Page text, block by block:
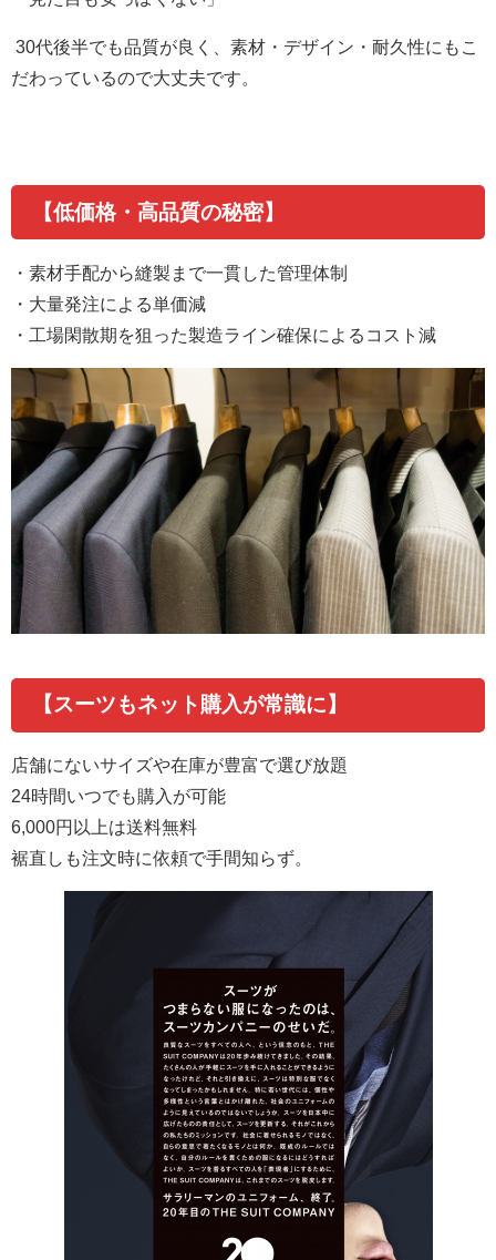
30代後半でも品質が良く、素材・デザイン・耐久性にもこ
だわっているので大丈夫です。
【低価格・高品質の秘密】
・素材手配から縫製まで一貫した管理体制
・大量発注による単価減
・工場閑散期を狙った製造ライン確保によるコスト減
【スーツもネット購入が常識に】
店舗にないサイズや在庫が豊富で選び放題
24時間いつでも購入が可能
6,000円以上は送料無料
裾直しも注文時に依頼で手間知らず。